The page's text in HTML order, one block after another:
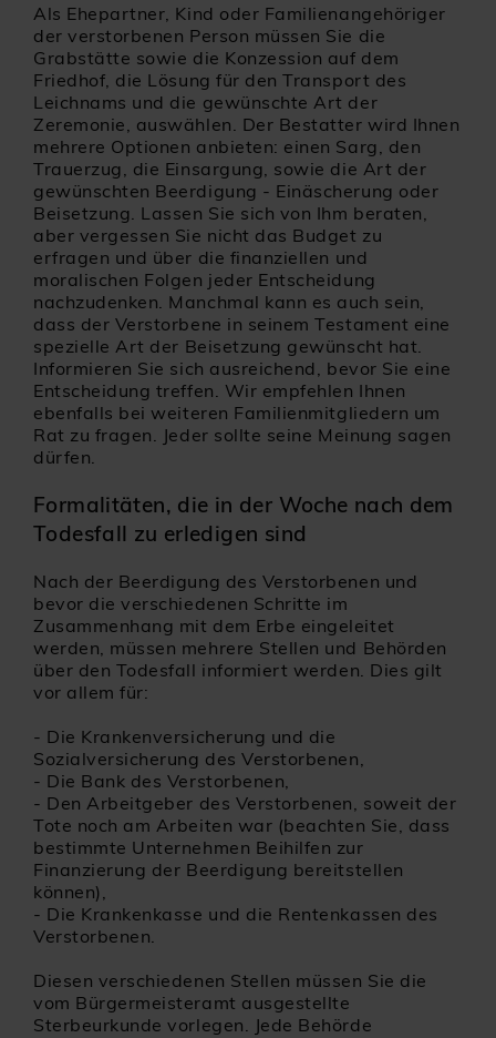
Als Ehepartner, Kind oder Familienangehöriger
der verstorbenen Person müssen Sie die
Grabstätte sowie die Konzession auf dem
Friedhof, die Lösung für den Transport des
Leichnams und die gewünschte Art der
Zeremonie, auswählen. Der Bestatter wird Ihnen
mehrere Optionen anbieten: einen Sarg, den
Trauerzug, die Einsargung, sowie die Art der
gewünschten Beerdigung - Einäscherung oder
Beisetzung. Lassen Sie sich von Ihm beraten,
aber vergessen Sie nicht das Budget zu
erfragen und über die finanziellen und
moralischen Folgen jeder Entscheidung
nachzudenken. Manchmal kann es auch sein,
dass der Verstorbene in seinem Testament eine
spezielle Art der Beisetzung gewünscht hat.
Informieren Sie sich ausreichend, bevor Sie eine
Entscheidung treffen. Wir empfehlen Ihnen
ebenfalls bei weiteren Familienmitgliedern um
Rat zu fragen. Jeder sollte seine Meinung sagen
dürfen.
Formalitäten, die in der Woche nach dem
Todesfall zu erledigen sind
Nach der Beerdigung des Verstorbenen und
bevor die verschiedenen Schritte im
Zusammenhang mit dem Erbe eingeleitet
werden, müssen mehrere Stellen und Behörden
über den Todesfall informiert werden. Dies gilt
vor allem für:
- Die Krankenversicherung und die
Sozialversicherung des Verstorbenen,
- Die Bank des Verstorbenen,
- Den Arbeitgeber des Verstorbenen, soweit der
Tote noch am Arbeiten war (beachten Sie, dass
bestimmte Unternehmen Beihilfen zur
Finanzierung der Beerdigung bereitstellen
können),
- Die Krankenkasse und die Rentenkassen des
Verstorbenen.
Diesen verschiedenen Stellen müssen Sie die
vom Bürgermeisteramt ausgestellte
Sterbeurkunde vorlegen. Jede Behörde